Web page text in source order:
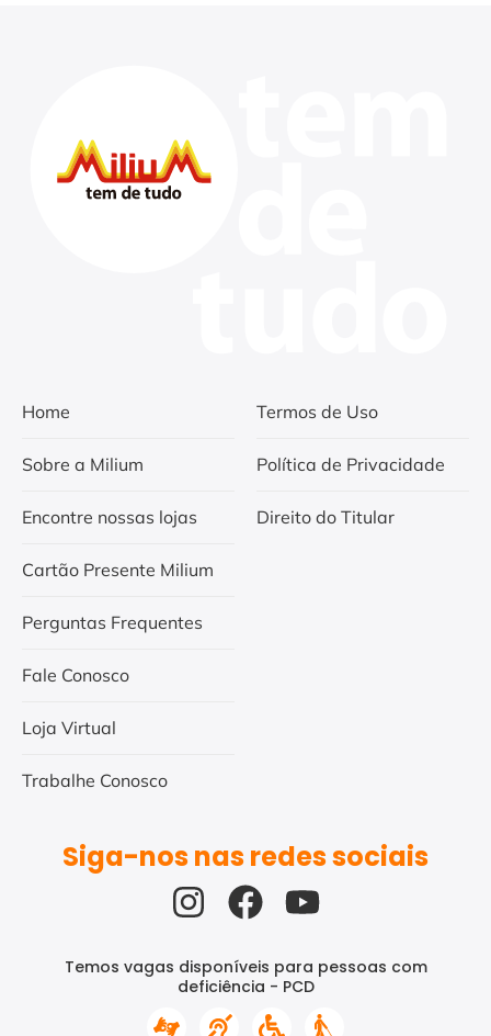
Home
Sobre a Milium
Encontre nossas lojas
Cartão Presente Milium
Perguntas Frequentes
Fale Conosco
Loja Virtual
Trabalhe Conosco
Termos de Uso
Política de Privacidade
Direito do Titular
Siga-nos nas redes sociais
Temos vagas disponíveis para pessoas com
deficiência - PCD